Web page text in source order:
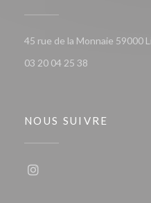
45 rue de la Monnaie 59000
03 20 04 25 38
NOUS SUIVRE